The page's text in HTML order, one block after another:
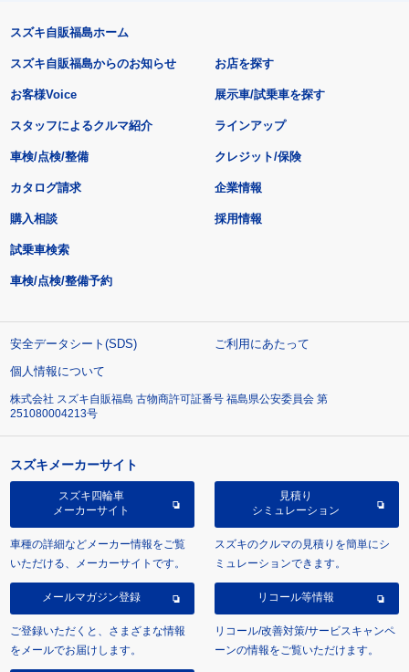
スズキ自販福島ホーム
スズキ自販福島からのお知らせ
お客様Voice
スタッフによるクルマ紹介
お店を探す
展示車/試乗車を探す
ラインアップ
車検/点検/整備 クレジット/保険
カタログ請求
購入相談
試乗車検索
車検/点検/整備予約
企業情報
採用情報
安全データシート(SDS)
ご利用にあたって
個人情報について
株式会社 スズキ自販福島 古物商許可証番号 福島県公安委員会 第
251080004213号
スズキメーカーサイト
スズキ四輪車
メーカーサイト
車種の詳細などメーカー情報をご覧
いただける、メーカーサイトです。
見積り
シミュレーション
スズキのクルマの見積りを簡単にシ
ミュレーションできます。
メールマガジン登録
ご登録いただくと、さまざまな情報
をメールでお届けします。
リコール等情報
リコール/改善対策/サービスキャンペ
ーンの情報をご覧いただけます。